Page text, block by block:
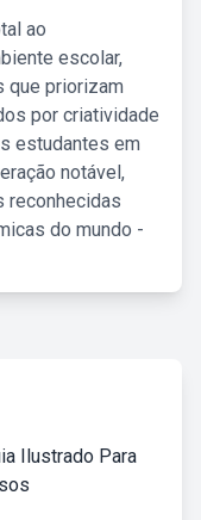
ao
escolar,
que priorizam
por criatividade
estudantes em
notável,
reconhecidas
do mundo -
Ilustrado Para